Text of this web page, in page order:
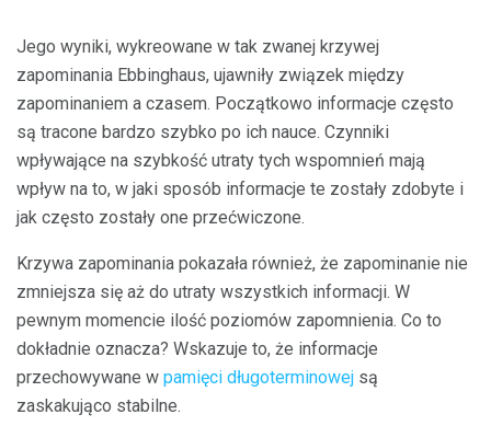
Jego wyniki, wykreowane w tak zwanej krzywej
zapominania Ebbinghaus, ujawniły związek między
zapominaniem a czasem. Początkowo informacje często
są tracone bardzo szybko po ich nauce. Czynniki
wpływające na szybkość utraty tych wspomnień mają
wpływ na to, w jaki sposób informacje te zostały zdobyte i
jak często zostały one przećwiczone.
Krzywa zapominania pokazała również, że zapominanie nie
zmniejsza się aż do utraty wszystkich informacji. W
pewnym momencie ilość poziomów zapomnienia. Co to
dokładnie oznacza? Wskazuje to, że informacje
przechowywane w pamięci długoterminowej są
zaskakująco stabilne.